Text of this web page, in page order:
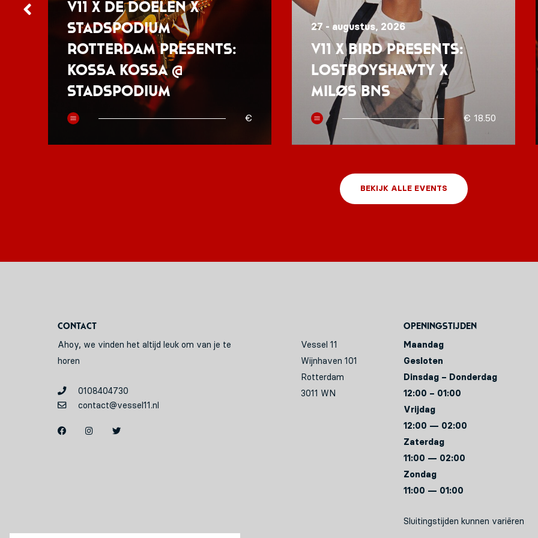
V11 x De Doelen x
Stadspodium
Rotterdam presents:
Kossa Kossa @
Stadspodium
€
27 - augustus, 2026
V11 x BIRD presents:
Lostboyshawty x
MILØS BNS
€ 18.50
BEKIJK ALLE EVENTS
Contact
Ahoy, we vinden het altijd leuk om van je te
horen
0108404730
contact@vessel11.nl
Vessel 11
Wijnhaven 101
Rotterdam
3011 WN
Openingstijden
Maandag
Gesloten
Dinsdag – Donderdag
12:00 – 01:00
Vrijdag
12:00 — 02:00
Zaterdag
11:00 — 02:00
Zondag
11:00 — 01:00
Sluitingstijden kunnen variëren